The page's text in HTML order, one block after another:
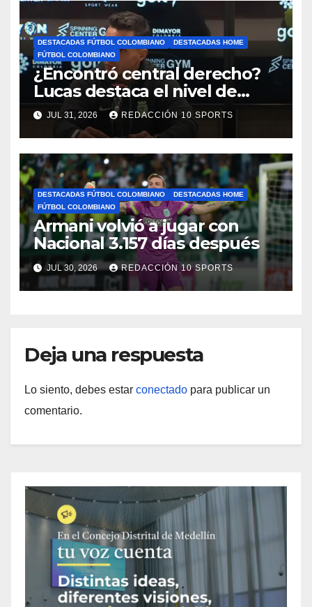
DESTACADAS FÚTBOL COLOMBIANO
DESTACADAS HOME
FÚTBOL COLOMBIANO
¿Encontró central derecho?
Lucas destaca el nivel de
Néider Parra
JUL 31, 2026 REDACCIÓN 10 SPORTS
DESTACADAS FÚTBOL COLOMBIANO
DESTACADAS HOME
FÚTBOL COLOMBIANO
Armani volvió a jugar con
Nacional 3.157 días después
JUL 30, 2026 REDACCIÓN 10 SPORTS
Deja una respuesta
Lo siento, debes estar conectado para publicar un
comentario.